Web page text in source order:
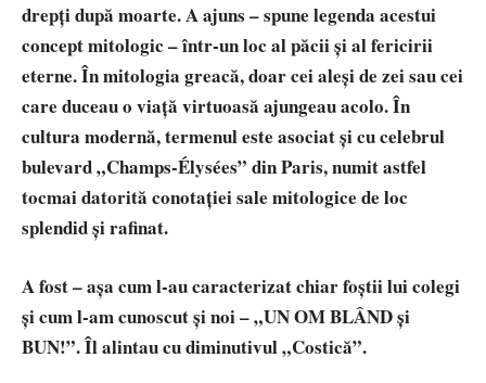
drepți după moarte. A ajuns – spune legenda acestui
concept mitologic – într-un loc al păcii și al fericirii
eterne. În mitologia greacă, doar cei aleși de zei sau cei
care duceau o viață virtuoasă ajungeau acolo. În
cultura modernă, termenul este asociat și cu celebrul
bulevard „Champs-Élysées” din Paris, numit astfel
tocmai datorită conotației sale mitologice de loc
splendid și rafinat.
A fost – așa cum l-au caracterizat chiar foștii lui colegi
și cum l-am cunoscut și noi – „UN OM BLÂND și
BUN!”. Îl alintau cu diminutivul „Costică”.